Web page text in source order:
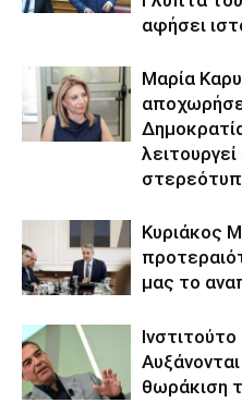
αφήσει
Μαρία
Κυριάκος
μας το
θωράκιση